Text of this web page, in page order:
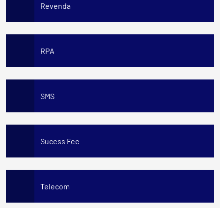
Revenda
RPA
SMS
Sucess Fee
Telecom